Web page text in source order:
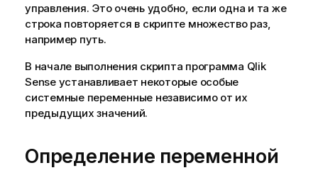
управления. Это очень удобно, если одна и та же
строка повторяется в скрипте множество раз,
например путь.
В начале выполнения скрипта программа Qlik
Senseустанавливает некоторые особые
системные переменные независимо от их
предыдущих значений.
Определение переменной